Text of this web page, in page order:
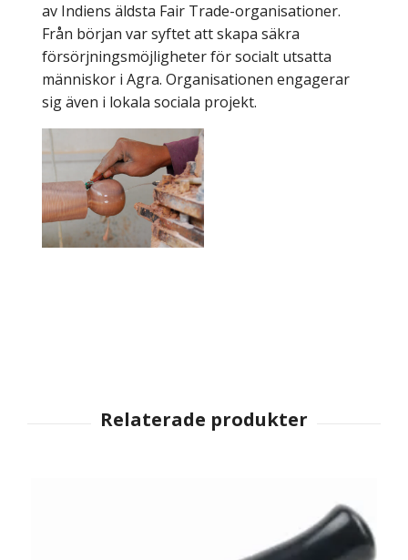
av Indiens äldsta Fair Trade-organisationer.
Från början var syftet att skapa säkra
försörjningsmöjligheter för socialt utsatta
människor i Agra. Organisationen engagerar
sig även i lokala sociala projekt.